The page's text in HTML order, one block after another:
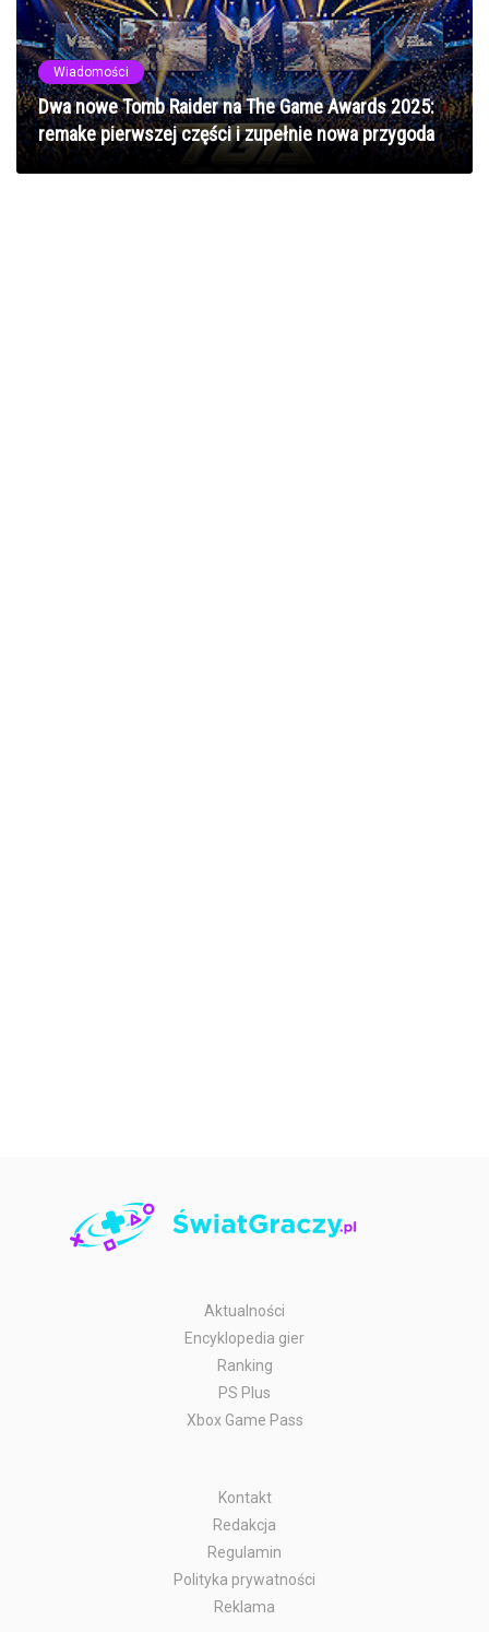
Wiadomości
Dwa nowe Tomb Raider na The Game Awards 2025:
remake pierwszej części i zupełnie nowa przygoda
Aktualności
Encyklopedia gier
Ranking
PS Plus
Xbox Game Pass
Kontakt
Redakcja
Regulamin
Polityka prywatności
Reklama